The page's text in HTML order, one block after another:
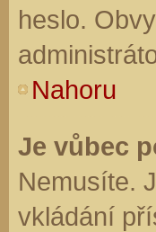
heslo.
Nahoru
Je vůbec
Nemusíte.
vkládání